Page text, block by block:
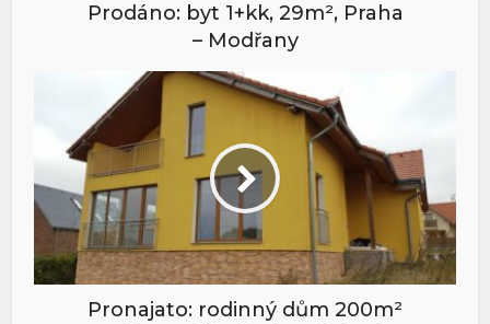
Prodáno: byt 1+kk, 29m², Praha
– Modřany
Pronajato: rodinný dům 200m²